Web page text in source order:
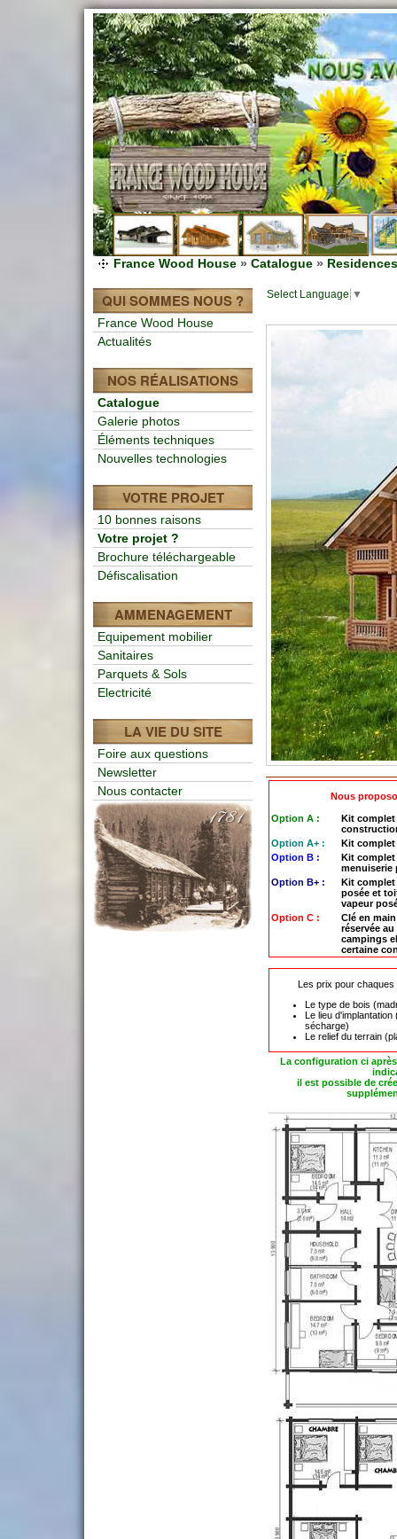
France Wood House » Catalogue »
QUI SOMMES NOUS ?
France Wood House
Actualités
NOS RÉALISATIONS
Catalogue
Galerie photos
Éléments techniques
Nouvelles technologies
VOTRE PROJET
10 bonnes raisons
Votre projet ?
Brochure téléchargeable
Défiscalisation
AMMENAGEMENT
Equipement mobilier
Sanitaires
Parquets & Sols
Electricité
LA VIE DU SITE
Foire aux questions
Newsletter
Nous contacter
Select Language ▼
Nous
Option A :
Kit
Option A+ :
Kit
Option B :
Kit
menuiserie
Option B+ :
Kit
posée et
vapeur
Option C :
Clé en
réservée
campings
certaine
Les prix pour
Le type de bois
Le lieu
sécharge)
Le relief du terrain
La configuration ci
il est possible de